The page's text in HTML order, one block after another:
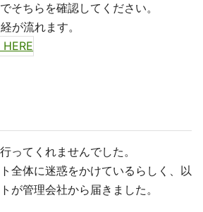
そちらを確認してください。
が流れます。
ってくれませんでした。
全体に迷惑をかけているらしく、以
が管理会社から届きました。